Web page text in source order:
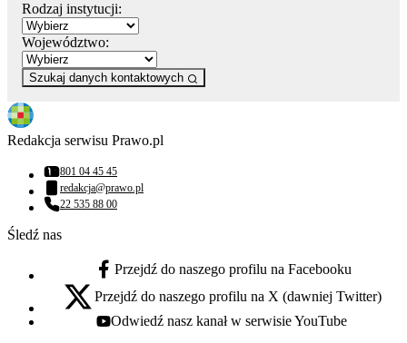
Rodzaj instytucji:
Województwo:
Szukaj danych kontaktowych
Redakcja serwisu Prawo.pl
Numer telefonu:
801 04 45 45
Adres email:
redakcja@prawo.pl
Numer telefonu:
22 535 88 00
Śledź nas
facebook - otwiera się w nowej karcie
Przejdź do naszego profilu na Facebooku
x - otwiera się w nowej karcie
Przejdź do naszego profilu na X (dawniej Twitter)
youtube - otwiera się w nowej karcie
Odwiedź nasz kanał w serwisie YouTube